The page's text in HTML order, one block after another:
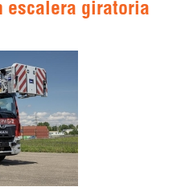
escalera giratoria